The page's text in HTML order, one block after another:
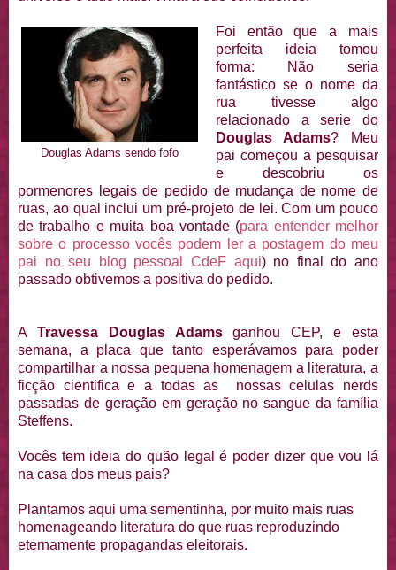
Douglas Adams sendo fofo
Foi então que a mais
perfeita ideia tomou
forma: Não seria
fantástico se o nome da
rua tivesse algo
relacionado a serie do
Douglas Adams? Meu
pai começou a pesquisar
e descobriu os
pormenores legais de pedido de mudança de nome de
ruas, ao qual inclui um pré-projeto de lei. Com um pouco
de trabalho e muita boa vontade (para entender melhor
sobre o processo vocês podem ler a postagem do meu
pai no seu blog pessoal CdeF aqui) no final do ano
passado obtivemos a positiva do pedido.
A Travessa Douglas Adamsganhou CEP, e esta
semana, a placa que tanto esperávamos para poder
compartilhar a nossa pequena homenagem a literatura, a
ficção cientifica e a todas as nossas celulas nerds
passadas de geração em geração no sangue da família
Steffens.
Vocês tem ideia do quão legal é poder dizer que vou lá
na casa dos meus pais?
Plantamos aqui uma sementinha, por muito mais ruas
homenageando literatura do que ruas reproduzindo
eternamente propagandas eleitorais.